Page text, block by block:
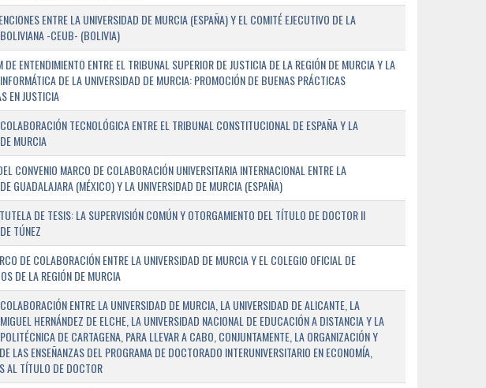
ENTRE LA UNIVERSIDAD DE MURCIA (ESPAÑA) Y EL COMITÉ EJECUTIVO DE LA
-CEUB- (BOLIVIA)
DE ENTENDIMIENTO ENTRE EL TRIBUNAL SUPERIOR DE JUSTICIA DE LA REGIÓN DE MURCIA Y LA
DE LA UNIVERSIDAD DE MURCIA: PROMOCIÓN DE BUENAS PRÁCTICAS
EN JUSTICIA
TECNOLÓGICA ENTRE EL TRIBUNAL CONSTITUCIONAL DE ESPAÑA Y LA
MURCIA
CONVENIO MARCO DE COLABORACIÓN UNIVERSITARIA INTERNACIONAL ENTRE LA
GUADALAJARA (MÉXICO) Y LA UNIVERSIDAD DE MURCIA (ESPAÑA)
DE TESIS: LA SUPERVISIÓN COMÚN Y OTORGAMIENTO DEL TÍTULO DE DOCTOR II
TÚNEZ
DE COLABORACIÓN ENTRE LA UNIVERSIDAD DE MURCIA Y EL COLEGIO OFICIAL DE
DE LA REGIÓN DE MURCIA
ENTRE LA UNIVERSIDAD DE MURCIA, LA UNIVERSIDAD DE ALICANTE, LA
HERNÁNDEZ DE ELCHE, LA UNIVERSIDAD NACIONAL DE EDUCACIÓN A DISTANCIA Y LA
DE CARTAGENA, PARA LLEVAR A CABO, CONJUNTAMENTE, LA ORGANIZACIÓN Y
LAS ENSEÑANZAS DEL PROGRAMA DE DOCTORADO INTERUNIVERSITARIO EN ECONOMÍA,
AL TÍTULO DE DOCTOR